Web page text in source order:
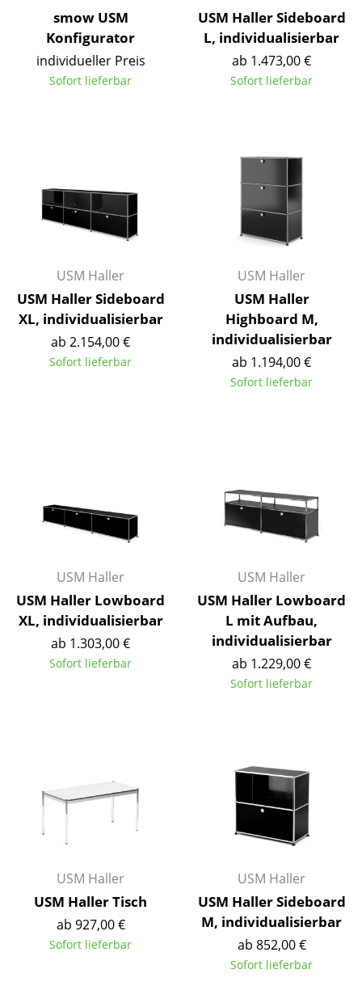
Kleinaufbewahrung
Einzelteile
... alle Aufbewahrungsmöbel
Schreibtischleuchten
Bodenleuchten
Wandleuchten
Outdoor-Leuchten
Einzelbetten
Kinderbetten
Nachttische & Bettzubehör
... alle Betten
Figuren & Miniaturen
Vasen
Tabletts
Büroutensilien
Aufbewahrungsboxen
Decken
smow USM
Konfigurator
individueller Preis
Sofort lieferbar
USM Haller Sideboard
L, individualisierbar
ab 1.473,00 €
Sofort lieferbar
USM Haller
USM Haller Sideboard
XL, individualisierbar
ab 2.154,00 €
Sofort lieferbar
USM Haller
USM Haller
Highboard M,
individualisierbar
ab 1.194,00 €
Sofort lieferbar
USM Haller
USM Haller Lowboard
XL, individualisierbar
ab 1.303,00 €
Sofort lieferbar
USM Haller
USM Haller Lowboard
L mit Aufbau,
individualisierbar
ab 1.229,00 €
Sofort lieferbar
USM Haller
USM Haller Tisch
ab 927,00 €
Sofort lieferbar
USM Haller
USM Haller Sideboard
M, individualisierbar
ab 852,00 €
Sofort lieferbar